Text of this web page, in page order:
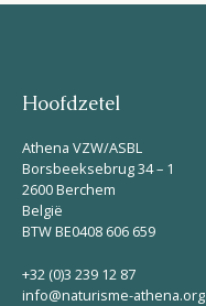
Hoofdzetel
Athena VZW/ASBL
Borsbeeksebrug 34 – 1
2600 Berchem
België
BTW BE0408 606 659
+32 (0)3 239 12 87
info@naturisme-athena.org